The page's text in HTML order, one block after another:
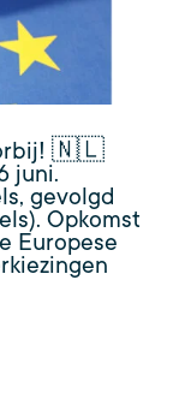
🇳🇱
juni.
gevolgd
Opkomst
Europese